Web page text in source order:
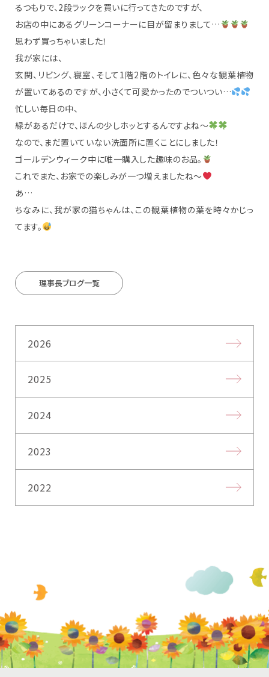
るつもりで、2段ラックを買いに行ってきたのですが、
お店の中にあるグリーンコーナーに目が留まりまして…
思わず買っちゃいました！
我が家には、
玄関、リビング、寝室、そして1階2階のトイレに、色々な観葉植物
が置いてあるのですが、小さくて可愛かったのでついつい…
忙しい毎日の中、
緑があるだけで、ほんの少しホッとするんですよね〜
なので、まだ置いていない洗面所に置くことにしました！
ゴールデンウィーク中に唯一購入した趣味のお品。
これでまた、お家での楽しみが一つ増えましたね〜
あ…
ちなみに、我が家の猫ちゃんは、この観葉植物の葉を時々かじっ
てます。
理事長ブログ一覧
2026
2025
2024
2023
2022